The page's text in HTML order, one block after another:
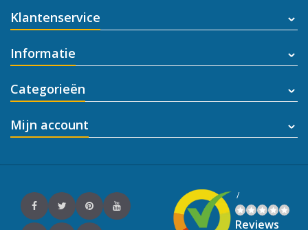
Klantenservice
Informatie
Categorieën
Mijn account
/
Reviews